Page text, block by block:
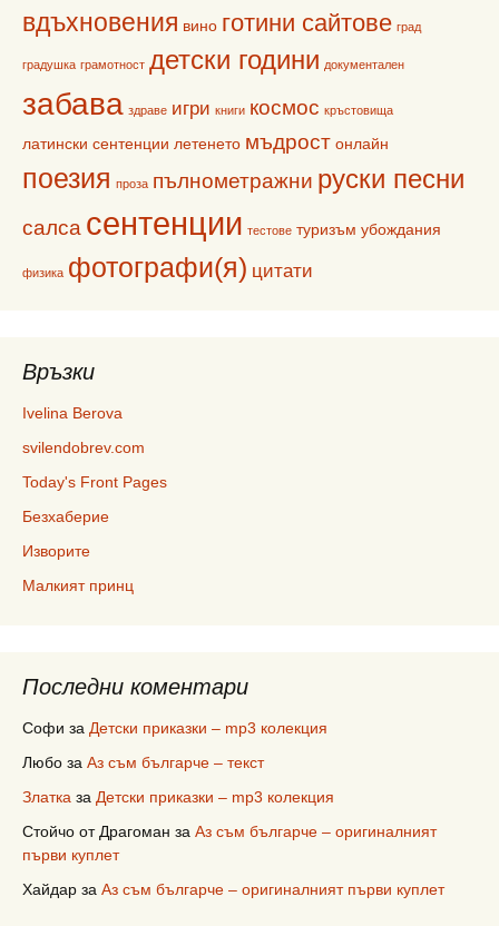
вдъхновения вино готини сайтове град
градушка грамотност детски години документален
забава здраве игри книги космос кръстовища
латински сентенции летенето мъдрост онлайн
поезия проза пълнометражни руски песни
салса сентенции тестове туризъм убождания
физика фотографи(я) цитати
Връзки
Ivelina Berova
svilendobrev.com
Today's Front Pages
Безхаберие
Изворите
Малкият принц
Последни коментари
Софи за Детски приказки – mp3 колекция
Любо за Аз съм българче – текст
Златка за Детски приказки – mp3 колекция
Стойчо от Драгоман за Аз съм българче – оригиналният
първи куплет
Хайдар за Аз съм българче – оригиналният първи куплет